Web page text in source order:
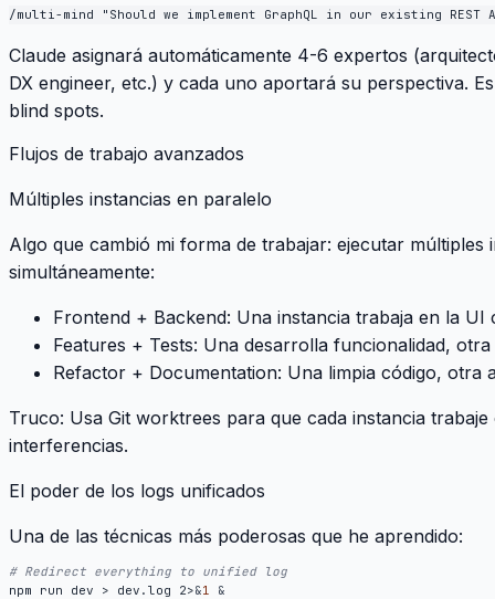
Claude asignará automáticamente 4-6 expertos
DX engineer, etc.) y cada uno aportará su perspectiva.
blind spots.
Flujos de trabajo avanzados
Múltiples instancias en paralelo
Algo que cambió mi forma de trabajar: ejecutar múltiples
simultáneamente:
Frontend + Backend: Una instancia trabaja en la
Features + Tests: Una desarrolla funcionalidad,
Refactor + Documentation: Una limpia código, otra
Truco: Usa Git worktrees para que cada instancia
interferencias.
El poder de los logs unificados
Una de las técnicas más poderosas que he aprendido:
# Redirect everything to unified log
npm run dev > dev.log 2>&1
&